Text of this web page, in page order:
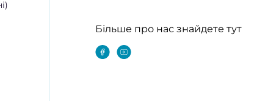
Більше про нас знайдете тут